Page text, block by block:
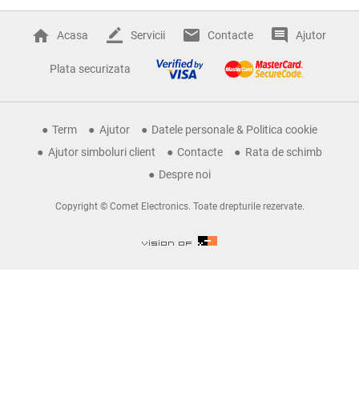
Acasa Servicii Contacte Ajutor
Plata securizata
Term Ajutor
Datele personale & Politica cookie
Ajutor simboluri client
Contacte
Rata de schimb
Despre noi
Copyright © Comet Electronics. Toate drepturile rezervate.